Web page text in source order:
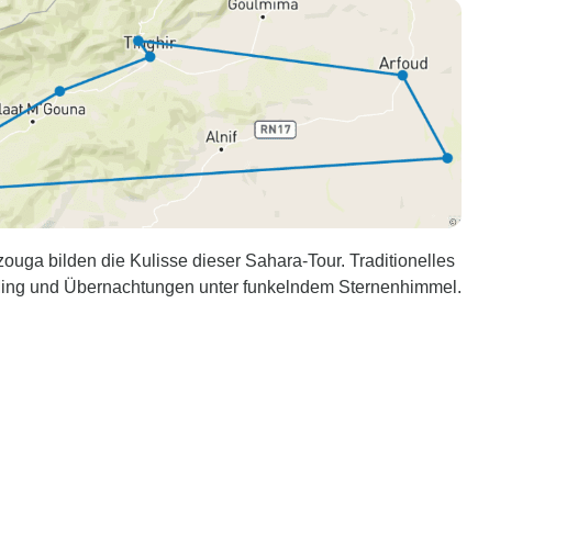
bilden die Kulisse dieser Sahara-Tour. Traditionelles
und Übernachtungen unter funkelndem Sternenhimmel.